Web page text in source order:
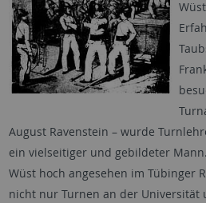
August Ravenstein – wurde
ein vielseitiger und gebildeter
Wüst hoch angesehen im Tübinger
nicht nur Turnen an der Universität